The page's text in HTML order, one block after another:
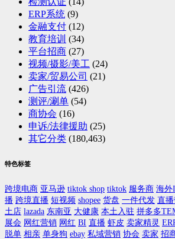
ERP系统 (9)
金融支付 (12)
教育培训 (34)
平台招商 (27)
视频/摄影/美工 (24)
卖家/贸易公司 (21)
广告引流 (426)
测评/涮单 (54)
商协会 (16)
申诉/法律援助 (25)
其它分类 (180,463)
特色标签
跨境电商 亚马逊 tiktok shop tiktok 服务商 海外
播 跨境直播 短视频 shopee 货盘 一件代发 直
土店 lazada 东南亚 大健康 本土入驻 拼多多
展会 网红营销 网红 BI 直播 虾皮 卖家精灵
脱单 相亲 单身狗 ebay 私域营销 协会 卖家 招